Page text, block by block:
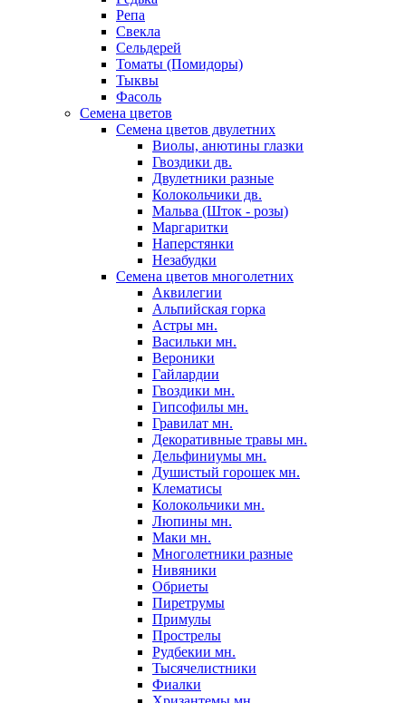
Репа
Свекла
Сельдерей
Томаты (Помидоры)
Тыквы
Фасоль
Семена цветов
Семена цветов двулетних
Виолы, анютины глазки
Гвоздики дв.
Двулетники разные
Колокольчики дв.
Мальва (Шток - розы)
Маргаритки
Наперстянки
Незабудки
Семена цветов многолетних
Аквилегии
Альпийская горка
Астры мн.
Васильки мн.
Вероники
Гайлардии
Гвоздики мн.
Гипсофилы мн.
Гравилат мн.
Декоративные травы мн.
Дельфиниумы мн.
Душистый горошек мн.
Клематисы
Колокольчики мн.
Люпины мн.
Маки мн.
Многолетники разные
Нивяники
Обриеты
Пиретрумы
Примулы
Прострелы
Рудбекии мн.
Тысячелистники
Фиалки